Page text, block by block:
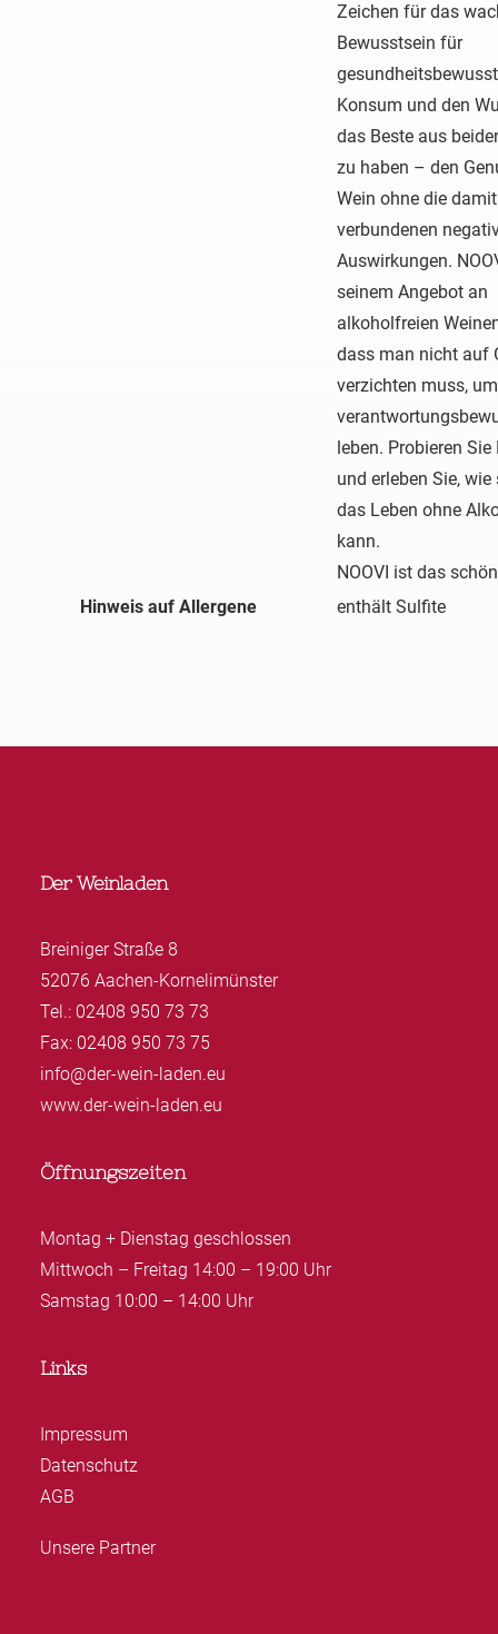
Zeichen für das
Bewusstsein für
Konsum und den
das Beste aus
zu haben – den
Wein ohne die damit
verbundenen
Auswirkungen.
seinem Angebot an
alkoholfreien
dass man nicht auf
verzichten muss, um
leben. Probieren Sie
und erleben Sie, wie
das Leben ohne
kann.
NOOVI ist das
Hinweis auf Allergene
enthält Sulfite
Der Weinladen
Breiniger Straße 8
52076 Aachen-Kornelimünster
Tel.: 02408 950 73 73
Fax: 02408 950 73 75
info@der-wein-laden.eu
www.der-wein-laden.eu
Öffnungszeiten
Montag + Dienstag geschlossen
Mittwoch – Freitag 14:00 – 19:00 Uhr
Samstag 10:00 – 14:00 Uhr
Links
Impressum
Datenschutz
AGB
Unsere Partner